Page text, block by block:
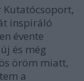
Kutatócsoport,
inspiráló
évente
és még
öröm miatt,
a